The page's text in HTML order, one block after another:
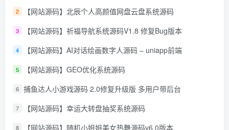
2 【网站源码】北辰个人高颜值网盘云盘系统源码
3 【网站源码】祈福导航系统源码V1.8 修复Bug版本
4 【网站源码】AI对话绘画数字人源码 – uniapp前端
5 【网站源码】GEO优化系统源码
6 捕鱼达人小游戏源码 2.0修复升级版 多用户带后台
7 【网站源码】幸运大转盘抽奖系统源码
8 【网站源码】随机小姐姐美女热舞源码v6.0版本